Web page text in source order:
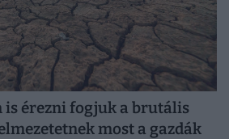
is érezni fogjuk a brutális
most a gazdák